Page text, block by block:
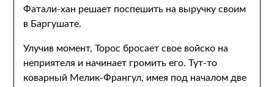
Фатали-хан решает поспешить на выручку своим
в Баргушате.
Улучив момент, Торос бросает свое войско на
неприятеля и начинает громить его. Тут-то
коварный Мелик-Франгул, имея под началом две